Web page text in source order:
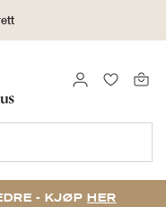
LOGG INN
- KJØP HER